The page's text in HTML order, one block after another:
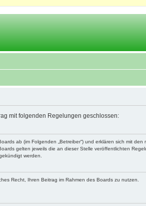
mit folgenden Regelungen geschlossen:
ab (im Folgenden „Betreiber“) und erklären sich mit
gelten jeweils die an dieser Stelle veröffentlichten
werden.
Recht, Ihren Beitrag im Rahmen des Boards zu nutzen.